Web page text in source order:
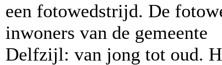
een fotowedstrijd. De
inwoners van de gemeente
Delfzijl: van jong tot oud.